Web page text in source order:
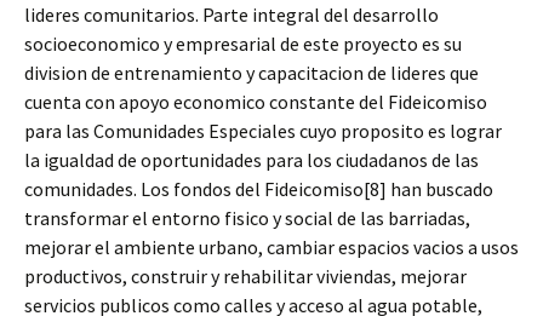
lideres comunitarios. Parte integral del desarrollo
socioeconomico y empresarial de este proyecto es su
division de entrenamiento y capacitacion de lideres que
cuenta con apoyo economico constante del Fideicomiso
para las Comunidades Especiales cuyo proposito es lograr
la igualdad de oportunidades para los ciudadanos de las
comunidades. Los fondos del Fideicomiso[8] han buscado
transformar el entorno fisico y social de las barriadas,
mejorar el ambiente urbano, cambiar espacios vacios a usos
productivos, construir y rehabilitar viviendas, mejorar
servicios publicos como calles y acceso al agua potable,